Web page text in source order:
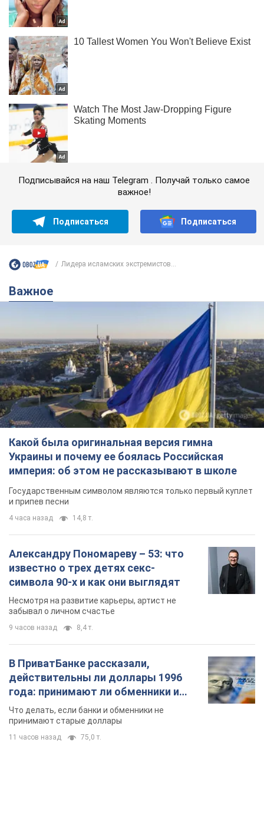
Подписывайся на наш Telegram . Получай только самое
важное!
Подписаться Подписаться
Лидера исламских экстремистов...
Важное
Какой была оригинальная версия гимна
Украины и почему ее боялась Российская
империя: об этом не рассказывают в школе
Государственным символом являются только первый куплет
и припев песни
4 часа назад 14,8 т.
Александру Пономареву – 53: что
известно о трех детях секс-
символа 90-х и как они выглядят
Несмотря на развитие карьеры, артист не
забывал о личном счастье
9 часов назад 8,4 т.
В ПриватБанке рассказали,
действительны ли доллары 1996
года: принимают ли обменники и
банки такие купюры
Что делать, если банки и обменники не
принимают старые доллары
11 часов назад 75,0 т.